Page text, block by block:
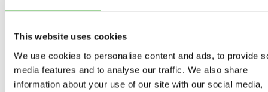
This website uses cookies
We use cookies to personalise content and ads, to provide
media features and to analyse our traffic. We also share
information about your use of our site with our social media,
Aktuelle udstillinger
Kommende udstillinger
Tidligere udstillinger